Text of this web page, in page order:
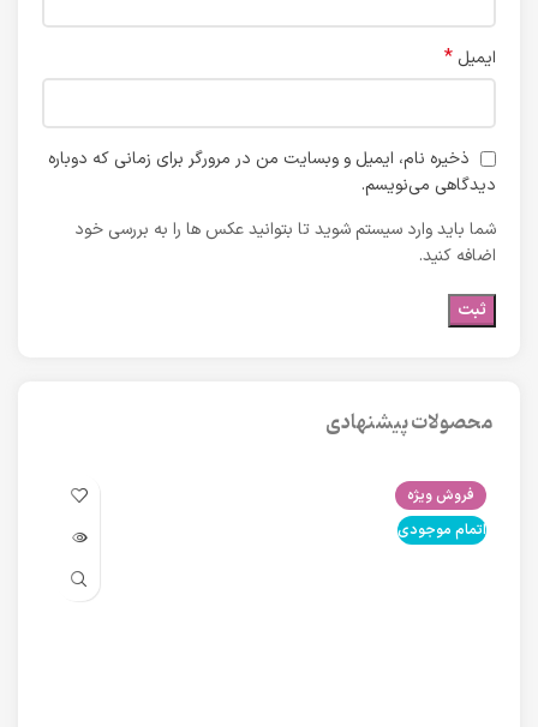
ایمیل *
ذخیره نام، ایمیل و وبسایت من در مرورگر برای زمانی که دوباره
دیدگاهی می‌نویسم.
شما باید وارد سیستم شوید تا بتوانید عکس ها را به بررسی خود
اضافه کنید.
محصولات پیشنهادی
فروش ویژه
اتمام موجودی